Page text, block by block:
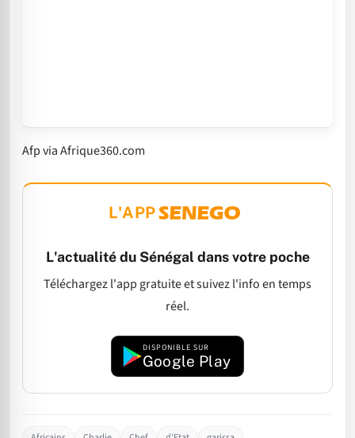
Afp via Afrique360.com
L'APP
L'actualité du Sénégal dans votre poche
Téléchargez l'app gratuite et suivez l'info en temps
réel.
DISPONIBLE SUR
Google Play